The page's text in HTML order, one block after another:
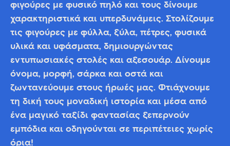
φιγούρες με φυσικό πηλό και τους δίνουμε
χαρακτηριστικά και υπερδυνάμεις. Στολίζουμε
τις φιγούρες με φύλλα, ξύλα, πέτρες, φυσικά
υλικά και υφάσματα, δημιουργώντας
εντυπωσιακές στολές και αξεσουάρ. Δίνουμε
όνομα, μορφή, σάρκα και οστά και
ζωντανεύουμε στους ήρωές μας. Φτιάχνουμε
τη δική τους μοναδική ιστορία και μέσα από
ένα μαγικό ταξίδι φαντασίας ξεπερνούν
εμπόδια και οδηγούνται σε περιπέτειες χωρίς
όρια!